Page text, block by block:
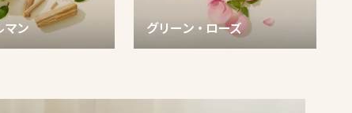
マン グリーン・ローズ